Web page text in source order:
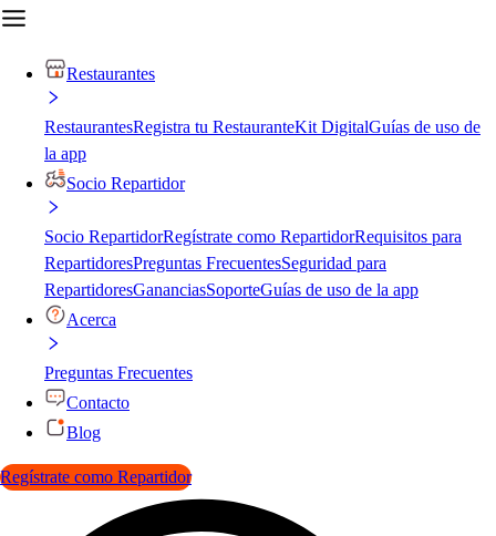
Restaurantes
RestaurantesRegistra tu RestauranteKit DigitalGuías de uso de
la app
Socio Repartidor
Socio RepartidorRegístrate como RepartidorRequisitos para
RepartidoresPreguntas FrecuentesSeguridad para
RepartidoresGananciasSoporteGuías de uso de la app
Acerca
Preguntas Frecuentes
Contacto
Blog
Regístrate como Repartidor